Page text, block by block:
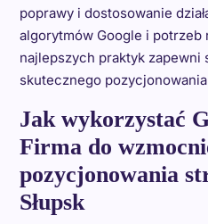
poprawy i dostosowanie
algorytmów Google i potrzeb
najlepszych praktyk zapewni
skutecznego
Jak wykorzystać
Firma do
pozycjonowania
Słupsk